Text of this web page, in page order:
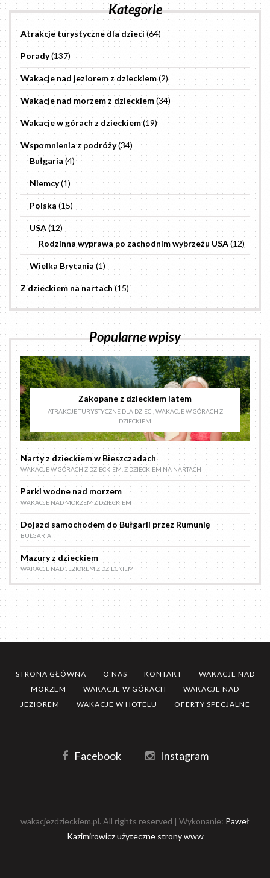
Kategorie
Atrakcje turystyczne dla dzieci (64)
Porady(137)
Wakacje nad jeziorem z dzieckiem(2)
Wakacje nad morzem z dzieckiem(34)
Wakacje w górach z dzieckiem(19)
Wspomnienia z podróży(34)
Bułgaria (4)
Niemcy(1)
Polska (15)
USA(12)
Rodzinna wyprawa po zachodnim wybrzeżu USA(12)
Wielka Brytania (1)
Z dzieckiem na nartach(15)
Popularne wpisy
Zakopane z dzieckiem latem
ATRAKCJE TURYSTYCZNE DLA DZIECI WAKACJE W GÓRACH Z
DZIECKIEM
Narty z dzieckiem w Bieszczadach
WAKACJE W GÓRACH Z DZIECKIEM Z DZIECKIEM NA NARTACH
Parki wodne nad morzem
WAKACJE NAD MORZEM Z DZIECKIEM
Dojazd samochodem do Bułgarii przez Rumunię
BUŁGARIA
Mazury z dzieckiem
WAKACJE NAD JEZIOREM Z DZIECKIEM
STRONA GŁÓWNA O NAS KONTAKT
WAKACJE NAD
MORZEM
WAKACJE W GÓRACH
WAKACJE NAD
JEZIOREM
WAKACJE W HOTELU OFERTY SPECJALNE
Facebook Instagram
wakacjezdzieckiem.pl. All rights reserved | Wykonanie: Paweł
Kazimirowicz użyteczne strony www